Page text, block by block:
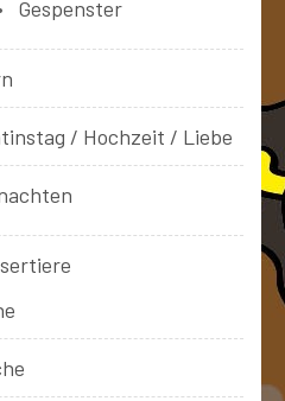
Gespenster
/ Hochzeit / Liebe